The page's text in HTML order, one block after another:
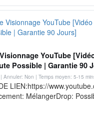
YouTube
Possible | Garantie 90
Annuler: Non | Temps moyen: 5-15
LIEN:https://
MélangerDrop: